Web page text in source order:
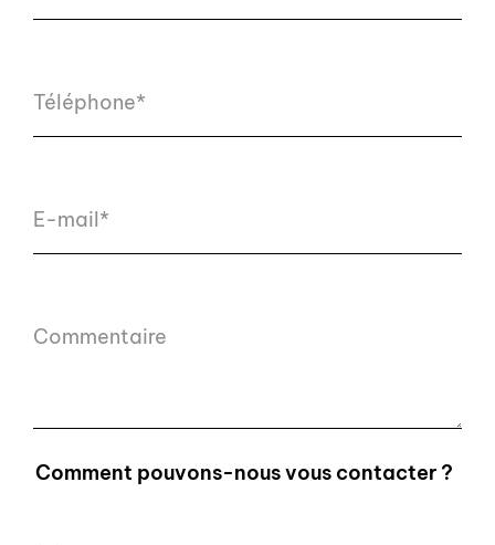
Téléphone*
E-mail*
Commentaire
Comment pouvons-nous vous contacter ?